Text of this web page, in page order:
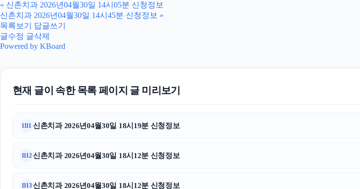
« 신촌치과 2026년04월30일 14시05분 신청정보
신촌치과 2026년04월30일 14시45분 신청정보 »
목록보기
답글쓰기
글수정 글삭제
Powered by KBoard
현재 글이 속한 목록 페이지 글 미리보기
1111 신촌치과 2026년04월30일 18시19분 신청정보
1112신촌치과 2026년04월30일 18시12분 신청정보
1113신촌치과 2026년04월30일 18시12분 신청정보